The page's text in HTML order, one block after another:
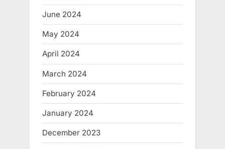
June 2024
May 2024
April 2024
March 2024
February 2024
January 2024
December 2023